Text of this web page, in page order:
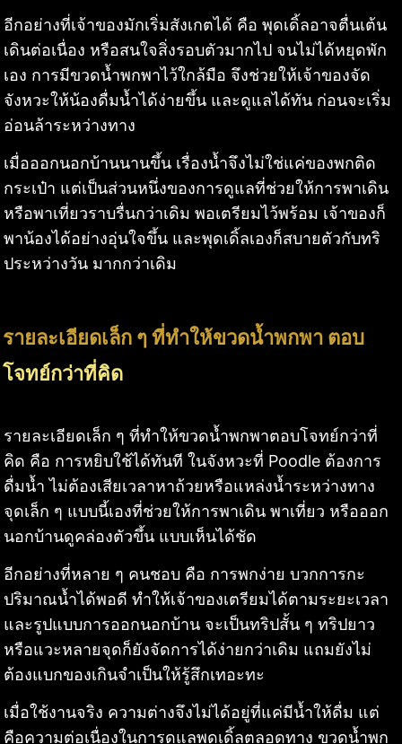
อีกอย่างที่เจ้าของมักเริ่มสังเกตได้ คือ พุดเดิ้ลอาจตื่นเต้น
เดินต่อเนื่อง หรือสนใจสิ่งรอบตัวมากไป จนไม่ได้หยุดพัก
เอง การมีขวดน้ำพกพาไว้ใกล้มือ จึงช่วยให้เจ้าของจัด
จังหวะให้น้องดื่มน้ำได้ง่ายขึ้น และดูแลได้ทัน ก่อนจะเริ่ม
อ่อนล้าระหว่างทาง
เมื่อออกนอกบ้านนานขึ้น เรื่องน้ำจึงไม่ใช่แค่ของพกติด
กระเป๋า แต่เป็นส่วนหนึ่งของการดูแลที่ช่วยให้การพาเดิน
หรือพาเที่ยวราบรื่นกว่าเดิม พอเตรียมไว้พร้อม เจ้าของก็
พาน้องได้อย่างอุ่นใจขึ้น และพุดเดิ้ลเองก็สบายตัวกับทริ
ประหว่างวัน มากกว่าเดิม
รายละเอียดเล็ก ๆ ที่ทำให้ขวดน้ำพกพา ตอบ
โจทย์กว่าที่คิด
รายละเอียดเล็ก ๆ ที่ทำให้ขวดน้ำพกพาตอบโจทย์กว่าที่
คิด คือ การหยิบใช้ได้ทันที ในจังหวะที่ Poodle ต้องการ
ดื่มน้ำ ไม่ต้องเสียเวลาหาถ้วยหรือแหล่งน้ำระหว่างทาง
จุดเล็ก ๆ แบบนี้เองที่ช่วยให้การพาเดิน พาเที่ยว หรือออก
นอกบ้านดูคล่องตัวขึ้น แบบเห็นได้ชัด
อีกอย่างที่หลาย ๆ คนชอบ คือ การพกง่าย บวกการกะ
ปริมาณน้ำได้พอดี ทำให้เจ้าของเตรียมได้ตามระยะเวลา
และรูปแบบการออกนอกบ้าน จะเป็นทริปสั้น ๆ ทริปยาว
หรือแวะหลายจุดก็ยังจัดการได้ง่ายกว่าเดิม แถมยังไม่
ต้องแบกของเกินจำเป็นให้รู้สึกเทอะทะ
เมื่อใช้งานจริง ความต่างจึงไม่ได้อยู่ที่แค่มีน้ำให้ดื่ม แต่
คือความต่อเนื่องในการดูแลพุดเดิ้ลตลอดทาง ขวดน้ำพก